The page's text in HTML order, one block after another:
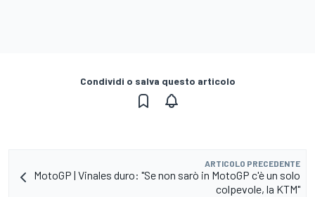
Condividi o salva questo articolo
ARTICOLO PRECEDENTE
MotoGP | Vinales duro: "Se non sarò in MotoGP c'è un solo
colpevole, la KTM"